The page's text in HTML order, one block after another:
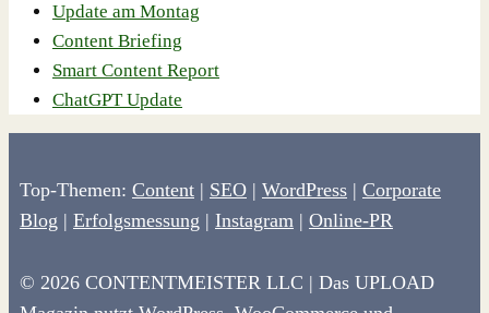
Update am Montag
Content Briefing
Smart Content Report
ChatGPT Update
Top-Themen: Content | SEO | WordPress | Corporate
Blog | Erfolgsmessung | Instagram | Online-PR
© 2026 CONTENTMEISTER LLC | Das UPLOAD